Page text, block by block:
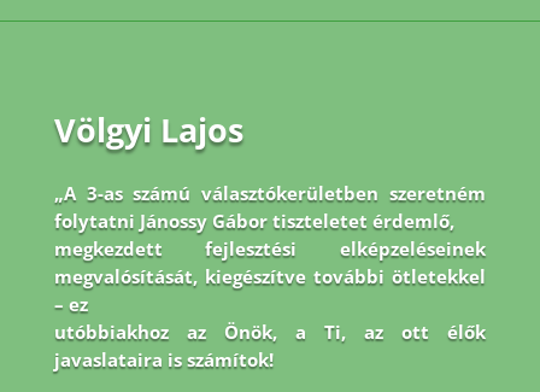
Völgyi Lajos
„A 3-as számú választókerületben szeretném
folytatni Jánossy Gábor tiszteletet érdemlő,
megkezdett fejlesztési elképzeléseinek
megvalósítását, kiegészítve további ötletekkel
– ez
utóbbiakhoz az Önök, a Ti, az ott élők
javaslataira is számítok!